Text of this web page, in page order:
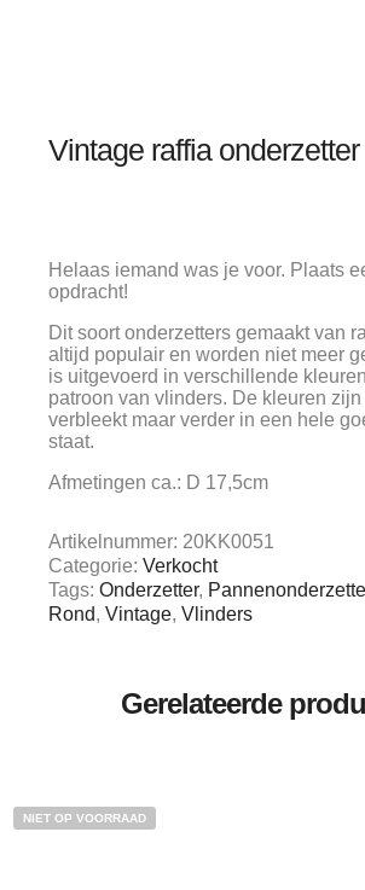
Vintage raffia
Helaas iemand was je voor. Plaats
opdracht!
Dit soort onderzetters gemaakt van
altijd populair en worden niet meer
is uitgevoerd in verschillende
patroon van vlinders. De kleuren
verbleekt maar verder in een hele
staat.
Afmetingen ca.: D 17,5cm
Artikelnummer: 20KK0051
Categorie: Verkocht
Tags: Onderzetter,
Rond, Vintage, Vlinders
Gerelateerde
NIET OP VOORRAAD